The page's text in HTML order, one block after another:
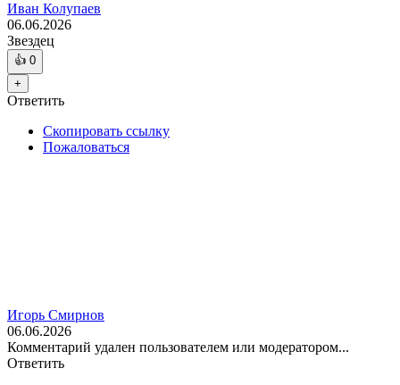
Иван Колупаев
06.06.2026
Звездец
👍 0
+
Ответить
Скопировать ссылку
Пожаловаться
Игорь Смирнов
06.06.2026
Комментарий удален пользователем или модератором...
Ответить